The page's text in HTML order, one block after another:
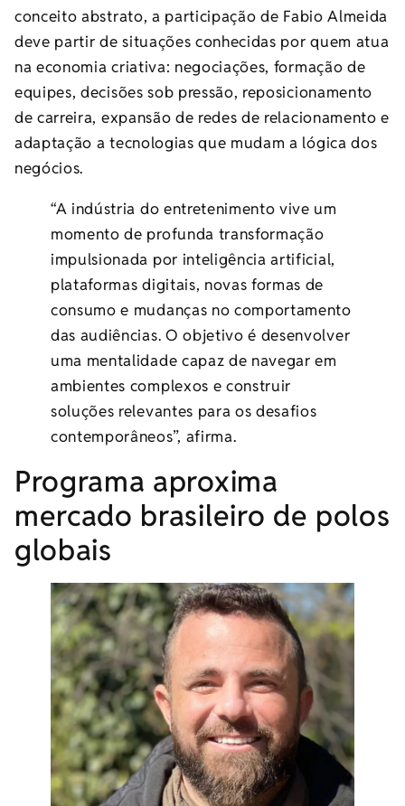
conceito abstrato, a participação de Fabio Almeida
deve partir de situações conhecidas por quem atua
na economia criativa: negociações, formação de
equipes, decisões sob pressão, reposicionamento
de carreira, expansão de redes de relacionamento e
adaptação a tecnologias que mudam a lógica dos
negócios.
“A indústria do entretenimento vive um
momento de profunda transformação
impulsionada por inteligência artificial,
plataformas digitais, novas formas de
consumo e mudanças no comportamento
das audiências. O objetivo é desenvolver
uma mentalidade capaz de navegar em
ambientes complexos e construir
soluções relevantes para os desafios
contemporâneos”, afirma.
Programa aproxima
mercado brasileiro de polos
globais